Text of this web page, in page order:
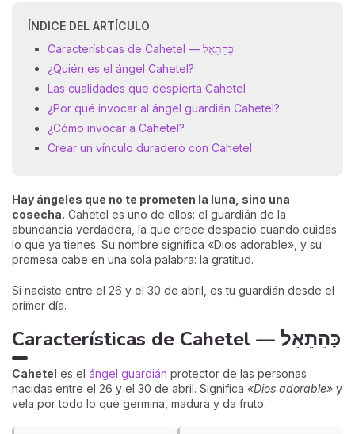
ÍNDICE DEL ARTÍCULO
Características de Cahetel — כַּהֵתֵאֵל
¿Quién es el ángel Cahetel?
Las cualidades que despierta Cahetel
¿Por qué invocar al ángel guardián Cahetel?
¿Cómo invocar a Cahetel?
Crear un vínculo duradero con Cahetel
Hay ángeles que no te prometen la luna, sino una
cosecha. Cahetel es uno de ellos: el guardián de la
abundancia verdadera, la que crece despacio cuando cuidas
lo que ya tienes. Su nombre significa «Dios adorable», y su
promesa cabe en una sola palabra: la gratitud.
Si naciste entre el 26 y el 30 de abril, es tu guardián desde el
primer día.
Características de Cahetel — כַּהֵתֵאֵל
Cahetel es el ángel guardián protector de las personas
nacidas entre el 26 y el 30 de abril. Significa «Dios adorable» y
vela por todo lo que germina, madura y da fruto.